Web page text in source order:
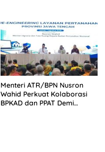
Menteri ATR/BPN Nusron
Wahid Perkuat Kolaborasi
BPKAD dan PPAT Demi